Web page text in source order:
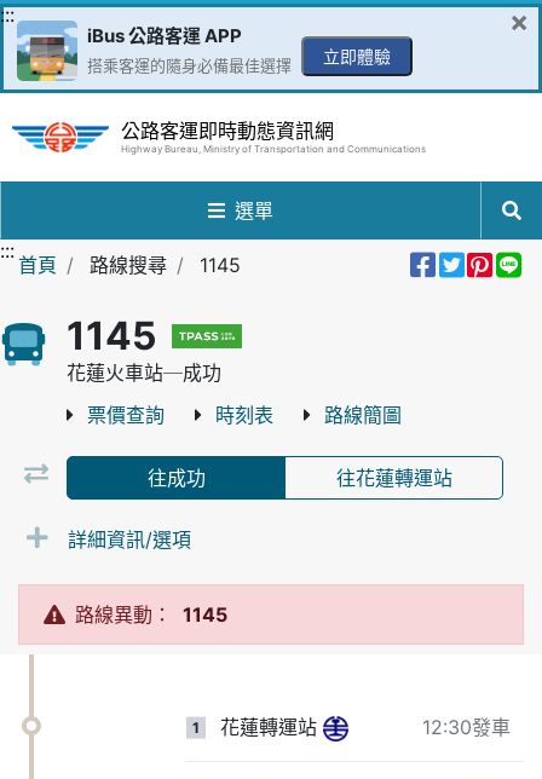
跳到主要內容區
:::
iBus 公路客運 APP
搭乘客運的隨身必備最佳選擇 立即體驗
×
公路客運即時動態資訊網
Highway Bureau, Ministry of Transportation and Communications
選單
:::
首頁 路線搜尋 1145 分享到
分享
分
1145
花蓮火車站─成功
票價查詢 時刻表 路線簡圖
往成功 往花蓮轉運站
詳細資訊/選項
路線異動： 1145
1 花蓮轉運站 12:30發車